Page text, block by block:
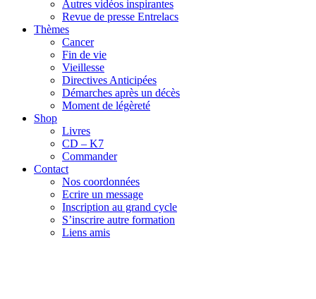
Autres vidéos inspirantes
Revue de presse Entrelacs
Thèmes
Cancer
Fin de vie
Vieillesse
Directives Anticipées
Démarches après un décès
Moment de légèreté
Shop
Livres
CD – K7
Commander
Contact
Nos coordonnées
Ecrire un message
Inscription au grand cycle
S’inscrire autre formation
Liens amis